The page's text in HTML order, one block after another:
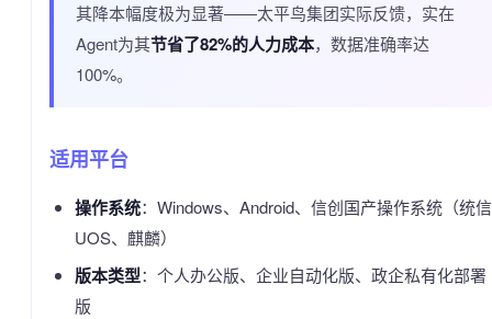
其降本幅度极为显著——太平鸟集团实际反馈，实在
Agent为其节省了82%的人力成本，数据准确率达
100%。
适用平台
操作系统：Windows、Android、信创国产操作系统（统信
UOS、麒麟）
版本类型：个人办公版、企业自动化版、政企私有化部署
版